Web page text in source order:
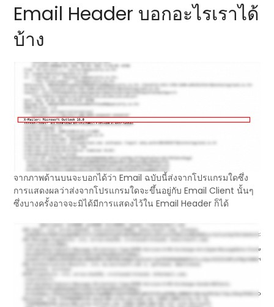
Email Header บอกอะไรเราได้
บ้าง
จากภาพด้านบนจะบอกได้ว่า Email ฉบับนี้ส่งจากโปรแกรมใดซึ่ง
การแสดงผลว่าส่งจากโปรแกรมใดจะขึ้นอยู่กับ Email Client นั้นๆ
ซึ่งบางครั้งอาจจะมิได้มีการแสดงไว้ใน Email Header ก็ได้